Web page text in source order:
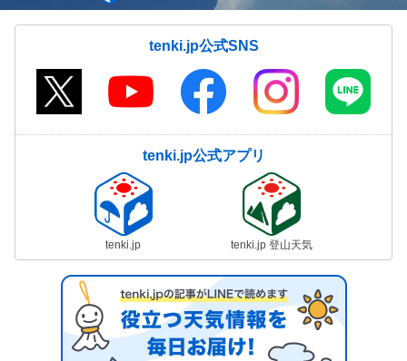
tenki.jp公式SNS
tenki.jp公式アプリ
tenki.jp tenki.jp 登山天気